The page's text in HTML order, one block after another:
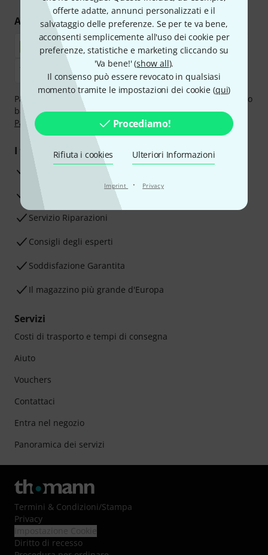
offerte adatte, annunci personalizzati e il
salvataggio delle preferenze. Se per te va bene,
acconsenti semplicemente all'uso dei cookie per
preferenze, statistiche e marketing cliccando su
'Va bene!' (show all).
Il consenso può essere revocato in qualsiasi
momento tramite le impostazioni dei cookie (qui)
Procediamo!
Rifiuta i cookies Ulteriori Informazioni
Imprint · Privacy
Acquisti e pagamenti sicuri
Paga in tutta sicurezza con Contanti alla consegna, Bonifico
bancario, PayPal, Amazon Pay,Klarna Paga Ora,Klarna
Paga in 3 rate
oppure Carta di credito.
I tuoi vantaggi
3 anni di garanzia Thomann
30 giorni di garanzia soddisfatti o rimborsati
Servizio Riparazioni
Consigli degli esperti
Soddisfazione Garantita
Il magazzino più grande d'Europa
Servizi
Costi di trasporto e tempi di consegna
Aiuto
Vouchers
Contattaci
Entra nel negozio
Panoramica dei servizi
Termini & Condizioni/Stampa
Privacy
Diritto di recesso